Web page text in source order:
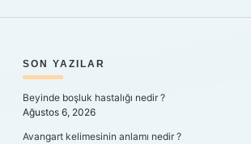
SIDEBAR
SON YAZILAR
Beyinde boşluk hastalığı nedir ?
Ağustos 6, 2026
Avangart kelimesinin anlamı nedir ?